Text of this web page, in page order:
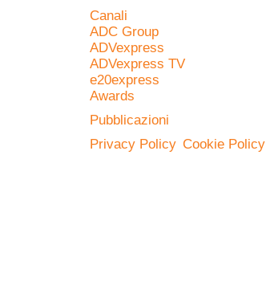
Canali
ADC Group
ADVexpress
ADVexpress TV
e20express
Awards
Pubblicazioni
Privacy Policy Cookie Policy